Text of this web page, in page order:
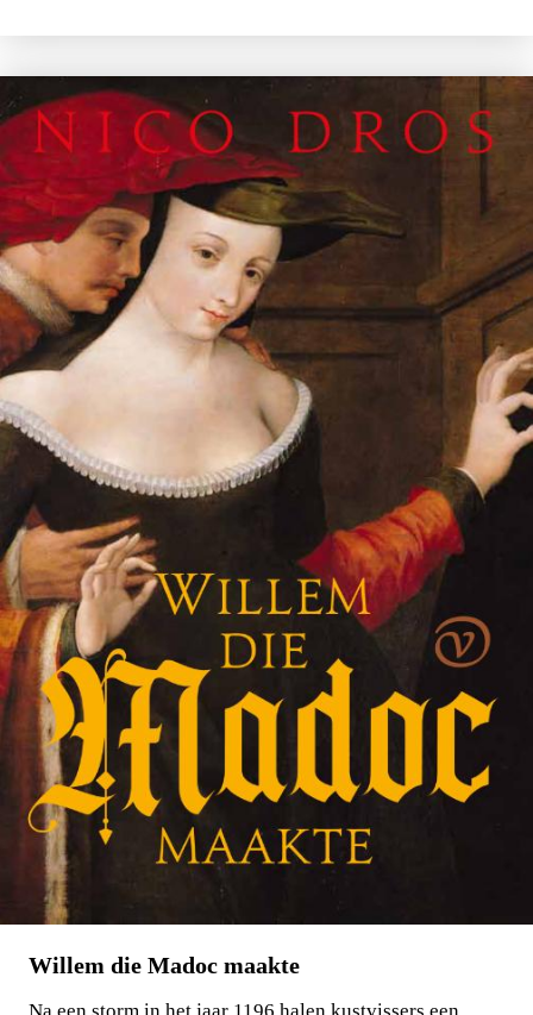
Willem die Madoc maakte
Na een storm in het jaar 1196 halen kustvissers een